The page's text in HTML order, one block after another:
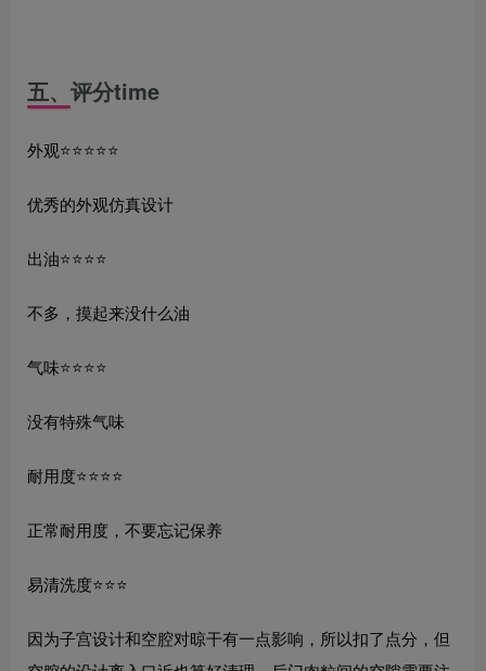
五、 评分time
外观⭐️⭐️⭐️⭐️⭐️
优秀的外观仿真设计
出油⭐️⭐️⭐️⭐️
不多，摸起来没什么油
气味⭐️⭐️⭐️⭐️
没有特殊气味
耐用度⭐️⭐️⭐️⭐️
正常耐用度，不要忘记保养
易清洗度⭐️⭐️⭐
因为子宫设计和空腔对晾干有一点影响，所以扣了点分，但